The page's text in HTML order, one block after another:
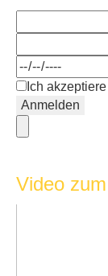
Ich
Video